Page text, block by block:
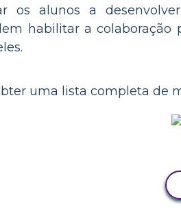
os alunos a
habilitar a
uma lista completa de